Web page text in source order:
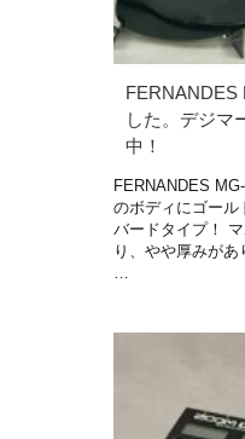
FERNANDES
した。デジマ
中！
FERNANDES
のボディにゴール
バードタイプ！
り、やや厚みがあ